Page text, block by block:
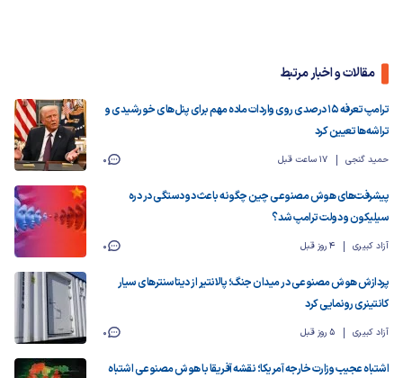
مقالات و اخبار مرتبط
ترامپ تعرفه‌ ۱۵ درصدی روی واردات ماده مهم برای پنل‌های خورشیدی و
تراشه‌ها تعیین کرد
حمید گنجی 17 ساعت قبل 0
پیشرفت‌های هوش مصنوعی چین چگونه باعث دو دستگی در دره
سیلیکون و دولت ترامپ شد؟
آزاد کبیری 4 روز قبل 0
پردازش هوش مصنوعی در میدان جنگ؛ پالانتیر از دیتاسنترهای سیار
کانتینری رونمایی کرد
آزاد کبیری 5 روز قبل 0
اشتباه عجیب وزارت خارجه آمریکا؛ نقشه آفریقا با هوش مصنوعی اشتباه